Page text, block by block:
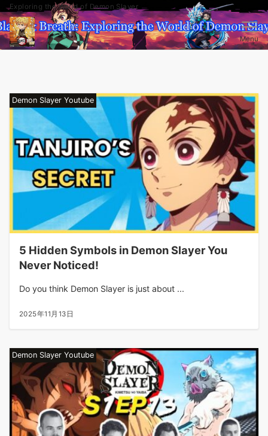
Exploring the World of Demon Slayer
Menu
Demon Slayer Youtube
5 Hidden Symbols in Demon Slayer You
Never Noticed!
Do you think Demon Slayer is just about ...
2025年11月13日
Demon Slayer Youtube